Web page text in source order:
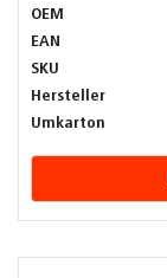
OEM
EAN
SKU
Hersteller
Umkarton